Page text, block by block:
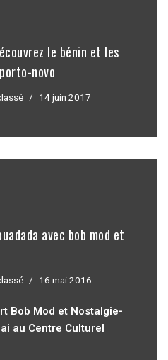
le bénin et les
novo
14 juin 2017
avec bob mod et
16 mai 2016
Bob Mod et Nostalgie-
au Centre Culturel